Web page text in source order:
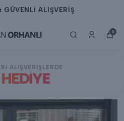
GÜVENLİ ALIŞVERİŞ
0
ALIŞVERİŞLERDE